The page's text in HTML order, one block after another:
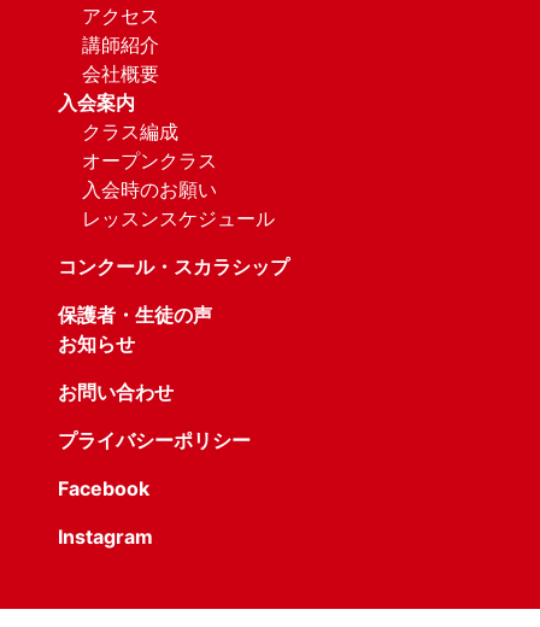
アクセス
講師紹介
会社概要
入会案内
クラス編成
オープンクラス
入会時のお願い
レッスンスケジュール
コンクール・スカラシップ
保護者・生徒の声
お知らせ
お問い合わせ
プライバシーポリシー
Facebook
Instagram